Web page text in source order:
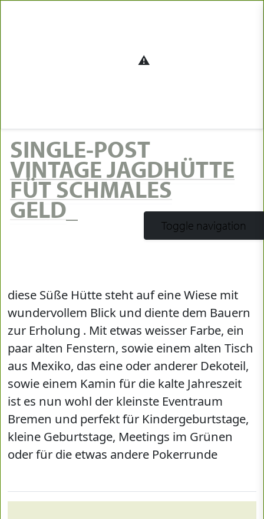
Toggle navigation
SINGLE-POST
VINTAGE JAGDHÜTTE
FÜT SCHMALES
GELD
diese Süße Hütte steht auf eine Wiese mit
wundervollem Blick und diente dem Bauern
zur Erholung . Mit etwas weisser Farbe, ein
paar alten Fenstern, sowie einem alten Tisch
aus Mexiko, das eine oder anderer Dekoteil,
sowie einem Kamin für die kalte Jahreszeit
ist es nun wohl der kleinste Eventraum
Bremen und perfekt für Kindergeburtstage,
kleine Geburtstage, Meetings im Grünen
oder für die etwas andere Pokerrunde